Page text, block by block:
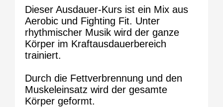
Dieser Ausdauer-Kurs ist ein Mix aus
Aerobic und Fighting Fit. Unter
rhythmischer Musik wird der ganze
Körper im Kraftausdauerbereich
trainiert.
Durch die Fettverbrennung und den
Muskeleinsatz wird der gesamte
Körper geformt.